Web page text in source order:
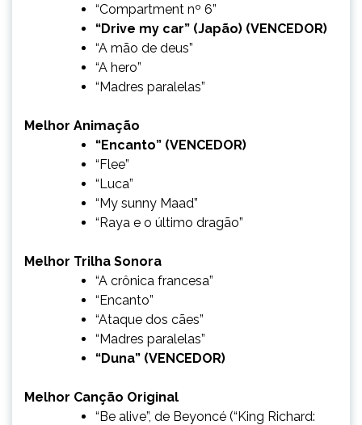
“Compartment nº 6”
“Drive my car” (Japão) (VENCEDOR)
“A mão de deus”
“A hero”
“Madres paralelas”
Melhor Animação
“Encanto” (VENCEDOR)
“Flee”
“Luca”
“My sunny Maad”
“Raya e o último dragão”
Melhor Trilha Sonora
“A crônica francesa”
“Encanto”
“Ataque dos cães”
“Madres paralelas”
“Duna” (VENCEDOR)
Melhor Canção Original
“Be alive”, de Beyoncé (“King Richard: